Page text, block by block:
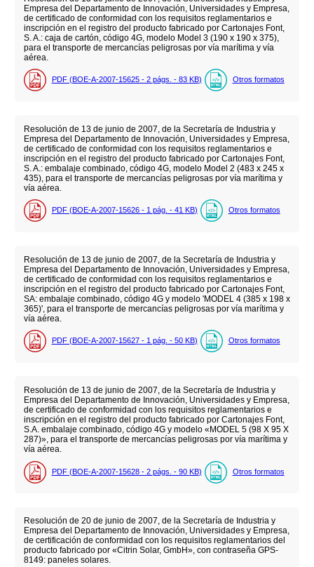
Empresa del Departamento de Innovación, Universidades y Empresa,
de certificado de conformidad con los requisitos reglamentarios e
inscripción en el registro del producto fabricado por Cartonajes Font,
S. A.: caja de cartón, código 4G, modelo Model 3 (190 x 190 x 375),
para el transporte de mercancías peligrosas por vía marítima y vía
aérea.
PDF (BOE-A-2007-15625 - 2 págs. - 83 KB) Otros formatos
Resolución de 13 de junio de 2007, de la Secretaría de Industria y
Empresa del Departamento de Innovación, Universidades y Empresa,
de certificado de conformidad con los requisitos reglamentarios e
inscripción en el registro del producto fabricado por Cartonajes Font,
S. A.: embalaje combinado, código 4G, modelo Model 2 (483 x 245 x
435), para el transporte de mercancías peligrosas por vía marítima y
vía aérea.
PDF (BOE-A-2007-15626 - 1 pág. - 41 KB) Otros formatos
Resolución de 13 de junio de 2007, de la Secretaría de Industria y
Empresa del Departamento de Innovación, Universidades y Empresa,
de certificado de conformidad con los requisitos reglamentarios e
inscripción en el registro del producto fabricado por Cartonajes Font,
SA: embalaje combinado, código 4G y modelo 'MODEL 4 (385 x 198 x
365)', para el transporte de mercancías peligrosas por vía marítima y
vía aérea.
PDF (BOE-A-2007-15627 - 1 pág. - 50 KB) Otros formatos
Resolución de 13 de junio de 2007, de la Secretaría de Industria y
Empresa del Departamento de Innovación, Universidades y Empresa,
de certificado de conformidad con los requisitos reglamentarios e
inscripción en el registro del producto fabricado por Cartonajes Font,
S.A. embalaje combinado, código 4G y modelo «MODEL 5 (98 X 95 X
287)», para el transporte de mercancías peligrosas por vía marítima y
vía aérea.
PDF (BOE-A-2007-15628 - 2 págs. - 90 KB) Otros formatos
Resolución de 20 de junio de 2007, de la Secretaría de Industria y
Empresa del Departamento de Innovación, Universidades y Empresa,
de certificación de conformidad con los requisitos reglamentarios del
producto fabricado por «Citrin Solar, GmbH», con contraseña GPS-
8149: paneles solares.